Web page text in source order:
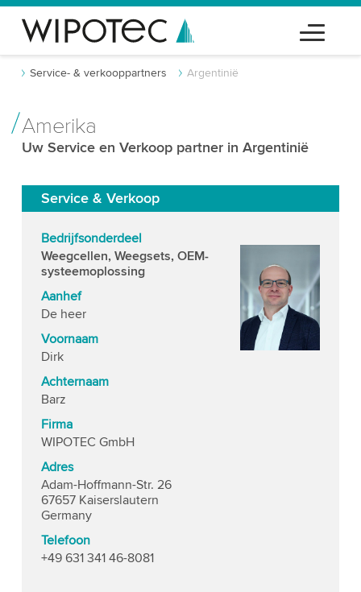
Service- & verkooppartners Argentinië
Amerika
Uw Service en Verkoop partner in Argentinië
Service & Verkoop
Bedrijfsonderdeel
Weegcellen, Weegsets, OEM-
systeemoplossing
Aanhef
De heer
Voornaam
Dirk
Achternaam
Barz
Firma
WIPOTEC GmbH
Adres
Adam-Hoffmann-Str. 26
67657 Kaiserslautern
Germany
Telefoon
+49 631 341 46-8081